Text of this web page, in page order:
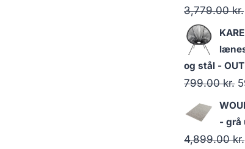
3,779.00kr.
og stål -
799.00kr.
- grå
4,899.00kr.